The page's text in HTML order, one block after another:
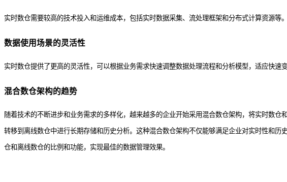
实时数仓需要较高的技术投入和运维成本，包括实时数据采集、流处理框架和分布式计算资源
数据使用场景的灵活性
实时数仓提供了更高的灵活性，可以根据业务需求快速调整数据处理流程和分析模型，适应快
混合数仓架构的趋势
随着技术的不断进步和业务需求的多样化，越来越多的企业开始采用混合数仓架构，将实时数
转移到离线数仓中进行长期存储和历史分析。这种混合数仓架构不仅能够满足企业对实时性和
仓和离线数仓的比例和功能，实现最佳的数据管理效果。